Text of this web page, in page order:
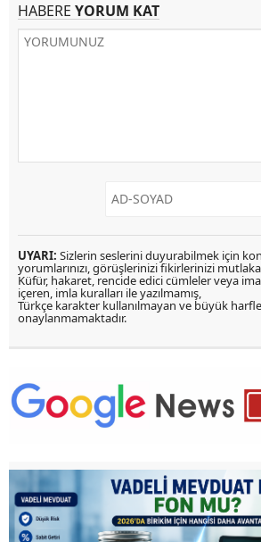
HABERE YORUM KAT
UYARI: Sizlerin seslerini duyurabilmek için
yorumlarınızı, görüşlerinizi fikirlerinizi mutlaka
Küfür, hakaret, rencide edici cümleler veya
içeren, imla kuralları ile yazılmamış,
Türkçe karakter kullanılmayan ve büyük
onaylanmamaktadır.